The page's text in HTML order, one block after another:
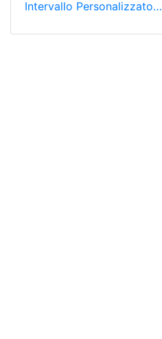
Intervallo Personalizzato…